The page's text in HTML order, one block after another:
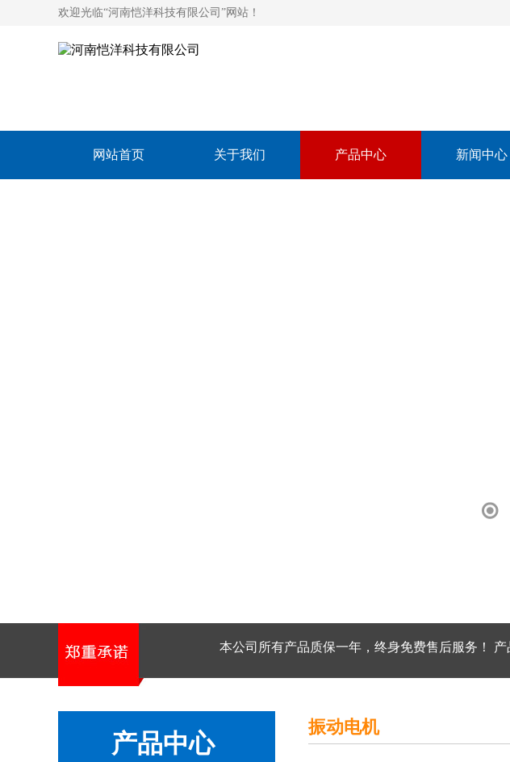
欢迎光临“河南恺洋科技有限公司”网站！
网站首页 关于我们 产品中心 新闻中心
本公司所有产品质保一年，终身免费售后服务！
产品中心
振动电机